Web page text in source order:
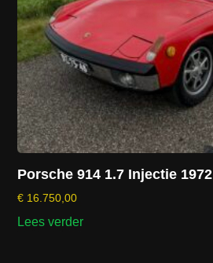
Porsche 914 1.7 Injectie 1972
€ 16.750,00
Lees verder